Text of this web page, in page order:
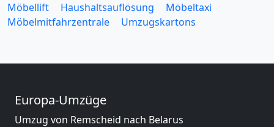
Möbellift
Haushaltsauflösung
Möbeltaxi
Möbelmitfahrzentrale
Umzugskartons
Europa-Umzüge
Umzug von Remscheid nach Belarus